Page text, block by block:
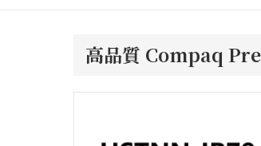
高品質 Compaq